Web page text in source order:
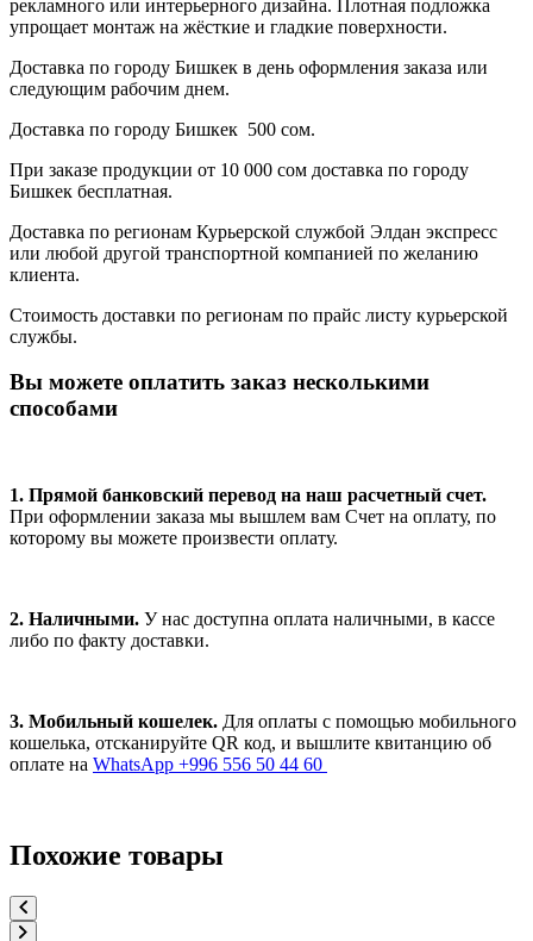
рекламного или интерьерного дизайна. Плотная подложка
упрощает монтаж на жёсткие и гладкие поверхности.
Доставка по городу Бишкек в день оформления заказа или
следующим рабочим днем.
Доставка по городу Бишкек 500 сом.
При заказе продукции от 10 000 сом доставка по городу
Бишкек бесплатная.
Доставка по регионам Курьерской службой Элдан экспресс
или любой другой транспортной компанией по желанию
клиента.
Стоимость доставки по регионам по прайс листу курьерской
службы.
Вы можете оплатить заказ несколькими
способами
1. Прямой банковский перевод на наш расчетный счет.
При оформлении заказа мы вышлем вам Счет на оплату, по
которому вы можете произвести оплату.
2. Наличными. У нас доступна оплата наличными, в кассе
либо по факту доставки.
3. Мобильный кошелек. Для оплаты с помощью мобильного
кошелька, отсканируйте QR код, и вышлите квитанцию об
оплате на WhatsApp +996 556 50 44 60
Похожие товары